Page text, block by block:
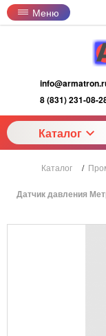
Меню
8 (831) 231-08-
Каталог
Каталог /
Датчик давления